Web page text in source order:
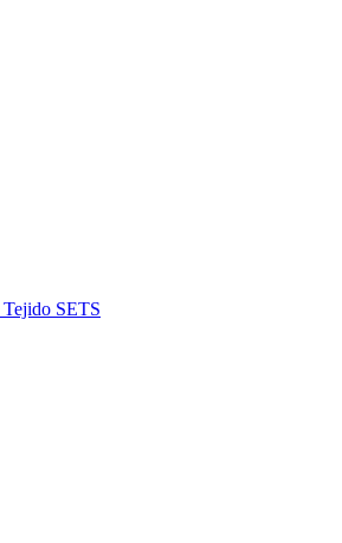
Tejido SETS